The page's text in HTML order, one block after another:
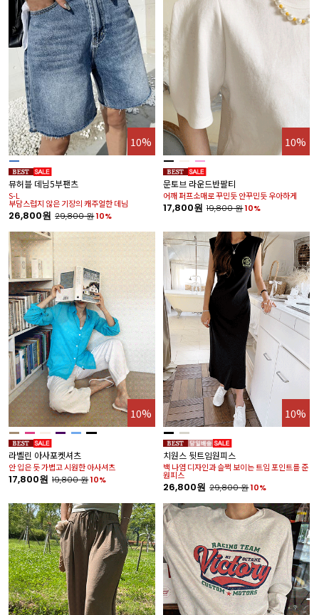
10%
뮤허블 데님5부팬츠
S-L
부담스럽지 않은 기장의 캐주얼한 데님
26,800원 29,800원10%
10%
문토브 라운드반팔티
어깨 퍼프소매로 꾸민듯 안꾸민듯 우아하게
17,800원 19,800원10%
10%
라벨린 아사포켓셔츠
안 입은 듯 가볍고 시원한 아사셔츠
17,800원 19,800원10%
10%
치원스 뒷트임원피스
백 나염 디자인과 슬쩍 보이는 트임 포인트를 준
원피스
26,800원 29,800원10%